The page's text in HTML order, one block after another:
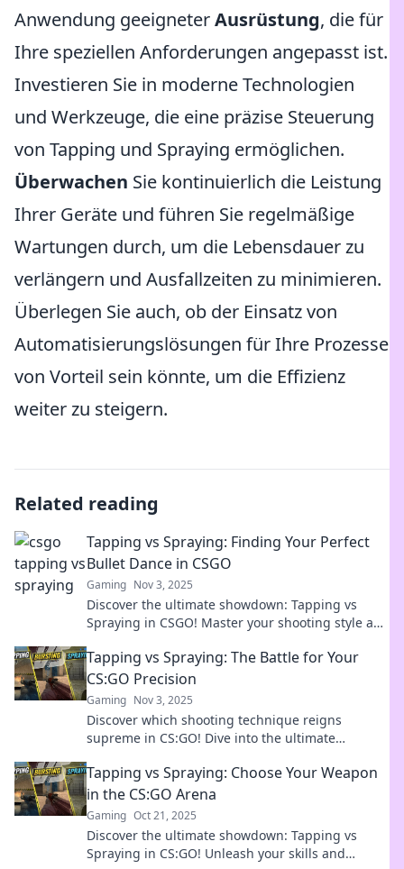
Anwendung geeigneterAusrüstung, die für
Ihre speziellen Anforderungen angepasst ist.
Investieren Sie in moderne Technologien
und Werkzeuge, die eine präzise Steuerung
von Tapping und Spraying ermöglichen.
Überwachen Sie kontinuierlich die Leistung
Ihrer Geräte und führen Sie regelmäßige
Wartungen durch, um die Lebensdauer zu
verlängern und Ausfallzeiten zu minimieren.
Überlegen Sie auch, ob der Einsatz von
Automatisierungslösungen für Ihre Prozesse
von Vorteil sein könnte, um die Effizienz
weiter zu steigern.
Related reading
Tapping vs Spraying: Finding Your Perfect
Bullet Dance in CSGO
Gaming Nov 3, 2025
Discover the ultimate showdown: Tapping vs
Spraying in CSGO! Master your shooting style and
Tapping vs Spraying: The Battle for Your
CS:GO Precision
Gaming Nov 3, 2025
Discover which shooting technique reigns
supreme in CS:GO! Dive into the ultimate
accuracy.
Tapping vs Spraying: Choose Your Weapon
in the CS:GO Arena
Gaming Oct 21, 2025
Discover the ultimate showdown: Tapping vs
Spraying in CS:GO! Unleash your skills and